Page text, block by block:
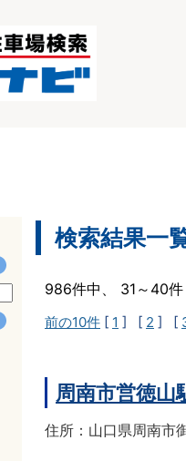
検索結果一
986件中、 31～40
前の10件 [ 1 ] [ 2 ] [
周南市営徳山
住所：山口県周南市